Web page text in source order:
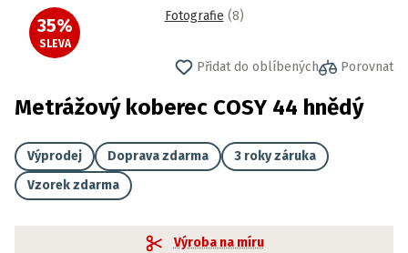
35%
SLEVA
Fotografie (8)
Přidat do oblíbených Porovnat
Metrážový koberec COSY 44 hnědý
Výprodej Doprava zdarma
3 roky záruka
Vzorek zdarma
Výroba na míru